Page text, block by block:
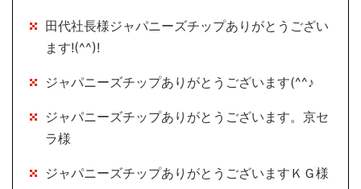
田代社長様ジャパニーズチップありがとうござい
ます!(^^)!
ジャパニーズチップありがとうございます(^^♪
ジャパニーズチップありがとうございます。京セ
ラ様
ジャパニーズチップありがとうございますＫＧ様